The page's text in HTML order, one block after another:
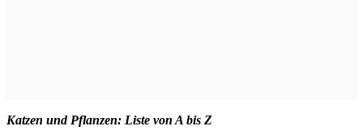
Katzen und Pflanzen: Liste von A bis Z